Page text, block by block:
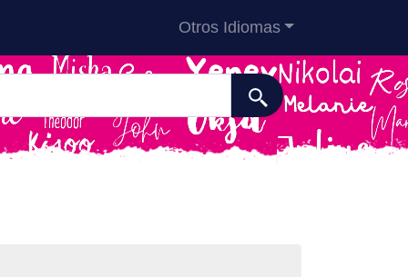
Otros Idiomas